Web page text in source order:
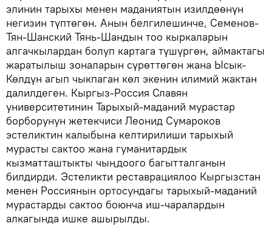
элинин тарыхы менен маданиятын изилдөөнүн
негизин түптөгөн. Анын белгилешинче, Семенов-
Тян-Шанский Тянь-Шандын тоо кыркаларын
алгачкылардан болуп картага түшүргөн, аймактагы
жаратылыш зоналарын сүрөттөгөн жана Ысык-
Көлдүн агып чыкпаган көл экенин илимий жактан
далилдеген. Кыргыз-Россия Славян
университетинин Тарыхый-маданий мурастар
борборунун жетекчиси Леонид Сумароков
эстеликтин калыбына келтирилиши тарыхый
мурасты сактоо жана гуманитардык
кызматташтыкты чыңдоого багытталганын
билдирди. Эстеликти реставрациялоо Кыргызстан
менен Россиянын ортосундагы тарыхый-маданий
мурастарды сактоо боюнча иш-чаралардын
алкагында ишке ашырылды.